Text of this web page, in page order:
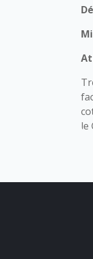
le